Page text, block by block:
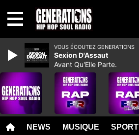
NEWS MUSIQUE SPORT
VOUS ÉCOUTEZ GENERATIONS
Sexion D'Assaut
Avant Qu'Elle Parte.